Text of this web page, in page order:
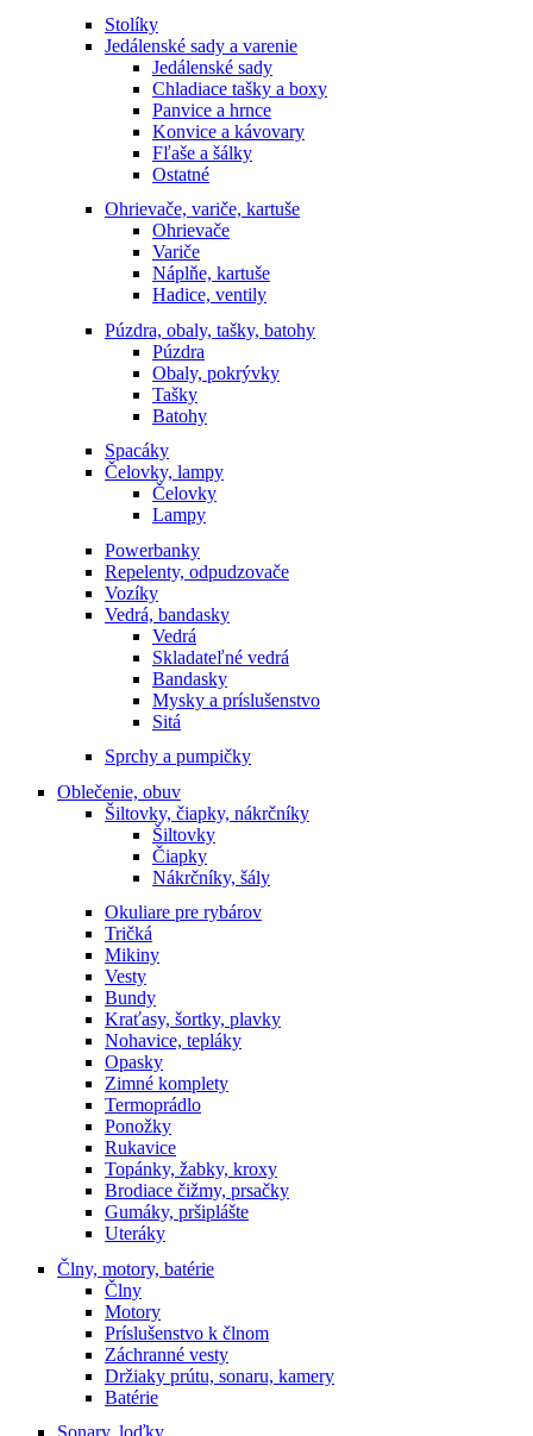
Stolíky
Jedálenské sady a varenie
Jedálenské sady
Chladiace tašky a boxy
Panvice a hrnce
Konvice a kávovary
Fľaše a šálky
Ostatné
Ohrievače, variče, kartuše
Ohrievače
Variče
Náplňe, kartuše
Hadice, ventily
Púzdra, obaly, tašky, batohy
Púzdra
Obaly, pokrývky
Tašky
Batohy
Spacáky
Čelovky, lampy
Čelovky
Lampy
Powerbanky
Repelenty, odpudzovače
Vozíky
Vedrá, bandasky
Vedrá
Skladateľné vedrá
Bandasky
Mysky a príslušenstvo
Sitá
Sprchy a pumpičky
Oblečenie, obuv
Šiltovky, čiapky, nákrčníky
Šiltovky
Čiapky
Nákrčníky, šály
Okuliare pre rybárov
Tričká
Mikiny
Vesty
Bundy
Kraťasy, šortky, plavky
Nohavice, tepláky
Opasky
Zimné komplety
Termoprádlo
Ponožky
Rukavice
Topánky, žabky, kroxy
Brodiace čižmy, prsačky
Gumáky, pršiplášte
Uteráky
Člny, motory, batérie
Člny
Motory
Príslušenstvo k člnom
Záchranné vesty
Držiaky prútu, sonaru, kamery
Batérie
Sonary, loďky